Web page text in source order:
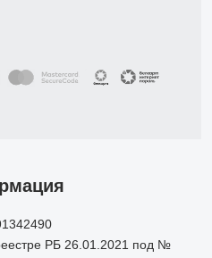
РБ 26.01.2021 под №